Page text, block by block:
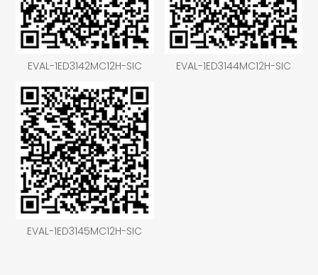
EVAL-1ED3142MC12H-SIC EVAL-1ED3144MC12H-SIC
EVAL-1ED3145MC12H-SIC